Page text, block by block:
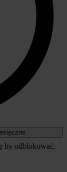
by odblokować.